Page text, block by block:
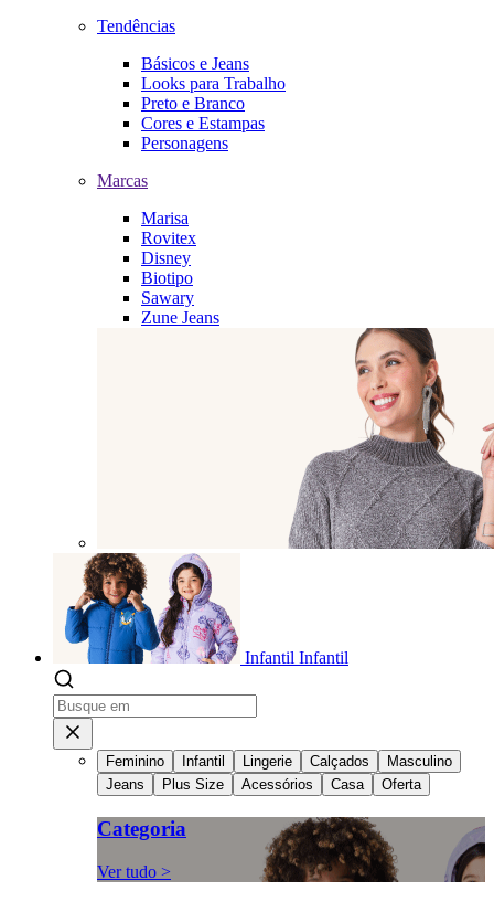
Tendências
Básicos e Jeans
Looks para Trabalho
Preto e Branco
Cores e Estampas
Personagens
Marcas
Marisa
Rovitex
Disney
Biotipo
Sawary
Zune Jeans
Infantil Infantil
Feminino Infantil Lingerie Calçados
Masculino
Jeans
Plus Size Acessórios Casa Oferta
Categoria
Ver tudo >